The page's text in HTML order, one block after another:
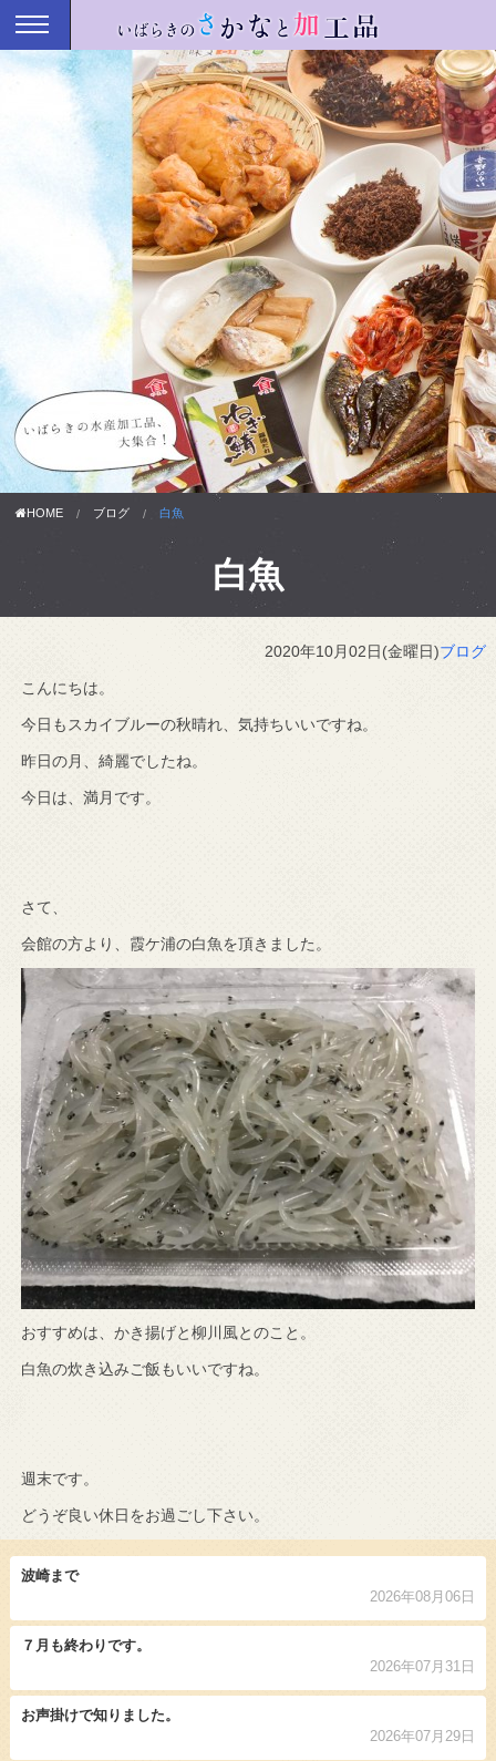
HOME ブログ 白魚
白魚
2020年10月02日(金曜日)ブログ
こんにちは。
今日もスカイブルーの秋晴れ、気持ちいいですね。
昨日の月、綺麗でしたね。
今日は、満月です。
さて、
会館の方より、霞ケ浦の白魚を頂きました。
おすすめは、かき揚げと柳川風とのこと。
白魚の炊き込みご飯もいいですね。
週末です。
どうぞ良い休日をお過ごし下さい。
波崎まで
2026年08月06日
７月も終わりです。
2026年07月31日
お声掛けで知りました。
2026年07月29日